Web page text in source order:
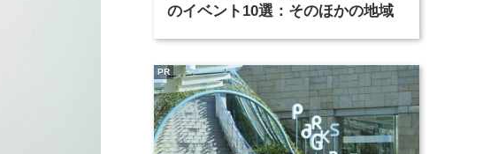
のイベント10選：そのほかの地域
PR